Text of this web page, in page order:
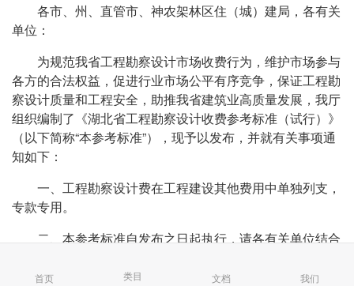
各市、州、直管市、神农架林区住（城）建局，各有关
单位：
为规范我省工程勘察设计市场收费行为，维护市场参与
各方的合法权益，促进行业市场公平有序竞争，保证工程勘
察设计质量和工程安全，助推我省建筑业高质量发展，我厅
组织编制了《湖北省工程勘察设计收费参考标准（试行）》
（以下简称“本参考标准”），现予以发布，并就有关事项通
知如下：
一、工程勘察设计费在工程建设其他费用中单独列支，
专款专用。
二、本参考标准自发布之日起执行，请各有关单位结合
首页 类目 文档 我们